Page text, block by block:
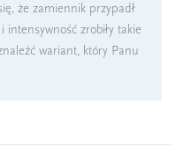
że zamiennik przypadł
zrobiły takie
wariant, który Panu